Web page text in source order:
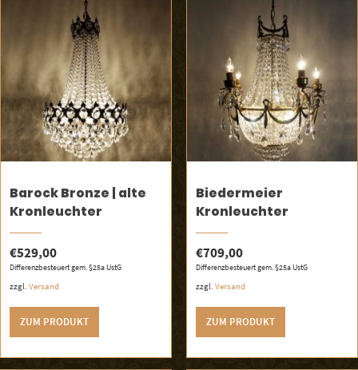
Barock Bronze | alte
Kronleuchter
€529,00
Differenzbesteuert gem. §25a UstG
zzgl. Versand
ZUM PRODUKT
Biedermeier
Kronleuchter
€709,00
Differenzbesteuert gem. §25a UstG
zzgl. Versand
ZUM PRODUKT